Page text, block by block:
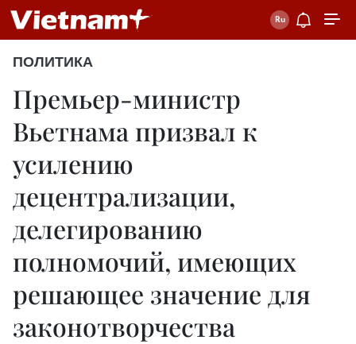
ПОЛИТИКА
Премьер-министр
Вьетнама призвал к
усилению
децентрализации,
делегированию
полномочий, имеющих
решающее значение для
законотворчества